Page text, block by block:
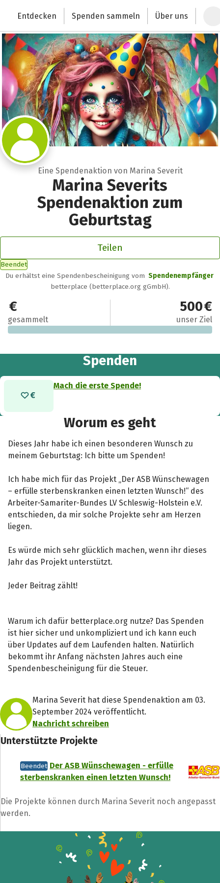
Deutschlands größte Spendenplattform
Entdecken Spenden sammeln Über uns
Eine Spendenaktion von Marina Severit
Marina Severits
Spendenaktion zum
Geburtstag
Teilen
Beendet
Du erhältst eine Spendenbescheinigung vom Spendenempfänger
betterplace (betterplace.org gGmbH).
0 €
gesammelt
500 €
unser Ziel
Spenden
Mach die erste Spende!
Worum es geht
Dieses Jahr habe ich einen besonderen Wunsch zu
meinem Geburtstag: Ich bitte um Spenden!
Ich habe mich für das Projekt „Der ASB Wünschewagen
– erfülle sterbenskranken einen letzten Wunsch!“ des
Arbeiter-Samariter-Bundes LV Schleswig-Holstein e.V.
entschieden, da mir solche Projekte sehr am Herzen
liegen.
Es würde mich sehr glücklich machen, wenn ihr dieses
Jahr das Projekt unterstützt.
Jeder Beitrag zählt!
Warum ich dafür betterplace.org nutze? Das Spenden
ist hier sicher und unkompliziert und ich kann euch
über Updates auf dem Laufenden halten. Natürlich
bekommt ihr Anfang nächsten Jahres auch eine
Spendenbescheinigung für die Steuer.
Marina Severit hat diese Spendenaktion am 03.
September 2024 veröffentlicht.
Nachricht schreiben
Unterstützte Projekte
Beendet Der ASB Wünschewagen - erfülle
sterbenskranken einen letzten Wunsch!
Die Projekte können durch Marina Severit noch angepasst
werden.
Teile die Spendenaktion
Facebook WhatsApp